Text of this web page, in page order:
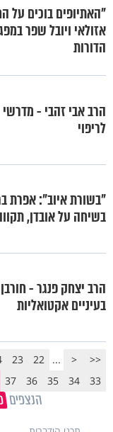
"האתיופים בוכים על
אזולאי ויובל שפר
הדורות
הרב אבי זהבי -
לריפוי
"בשורת איוב": אפרת
בשיחה על אובדן,
הרב יצחק פנגר -
בעיניים אקטואליות
<<
<
...
22
23
33
34
35
36
37
הנצפים